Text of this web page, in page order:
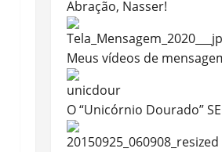
Abração, Nasser!
Meus vídeos de
O “Unicórnio Dourado”